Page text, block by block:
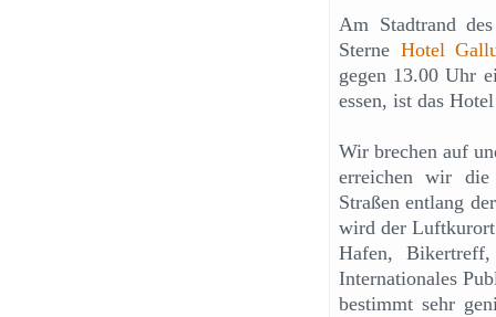
Am Stadtrand
Sterne Hotel
gegen 13.00 Uhr
essen, ist das
Wir brechen auf
erreichen wir
Straßen entlang
wird der
Hafen, Bikertreff,
Internationales
bestimmt sehr